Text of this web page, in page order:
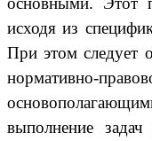
исходя из
При этом следует
нормативно-
выполнение задач